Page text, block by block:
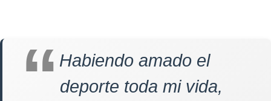
Habiendo amado el
deporte toda mi vida,